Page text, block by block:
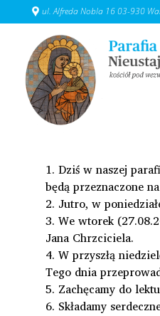
ul. Alfreda Nobla 16 03-930
1. Dziś w naszej
będą przeznaczone
2. Jutro, w
3. We wtorek
Jana Chrzciciela.
4. W przyszłą
Tego dnia
5. Zachęcamy do
6. Składamy